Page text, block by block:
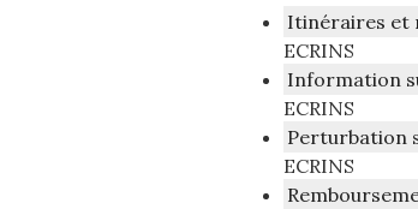
Itinéraires et
ECRINS
Information
ECRINS
Perturbation
ECRINS